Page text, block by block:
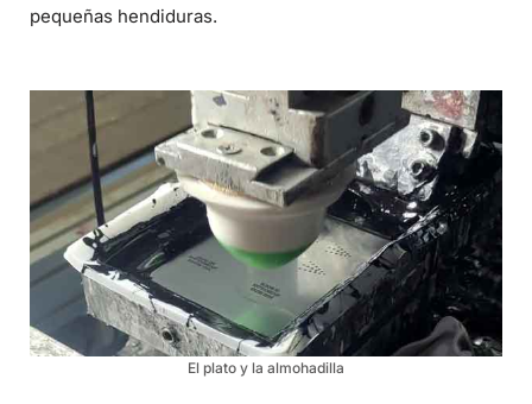
pequeñas hendiduras.
El plato y la almohadilla